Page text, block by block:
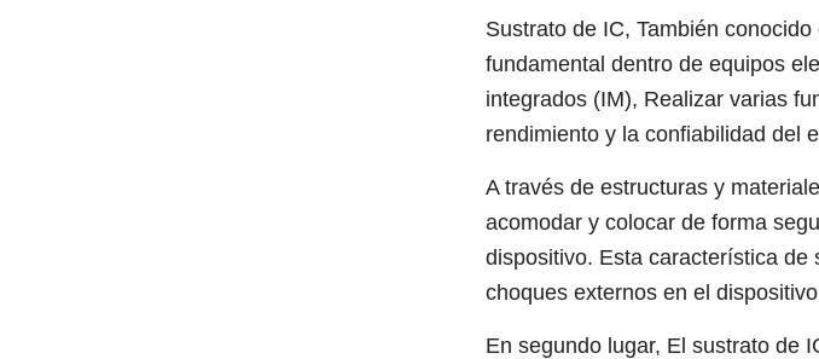
Sustrato de IC, También
fundamental dentro de equipos
integrados (IM), Realizar varias
rendimiento y la confiabilidad del
A través de estructuras y
acomodar y colocar de forma
dispositivo. Esta característica de
choques externos en el
En segundo lugar, El sustrato de